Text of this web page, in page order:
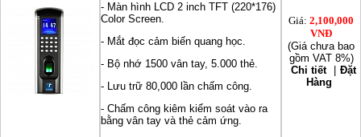
- Màn hình LCD 2 inch TFT (220*176)
Color Screen.
- Mắt đọc cảm biến quang học.
- Bộ nhớ 1500 vân tay, 5.000 thẻ.
- Lưu trữ 80,000 lần chấm công.
- Chấm công kiêm kiểm soát vào ra
bằng vân tay và thẻ cảm ứng.
Giá: 2,100,000
VNĐ
(Giá chưa bao
gồm VAT 8%)
Chi tiết
Đặt
Hàng